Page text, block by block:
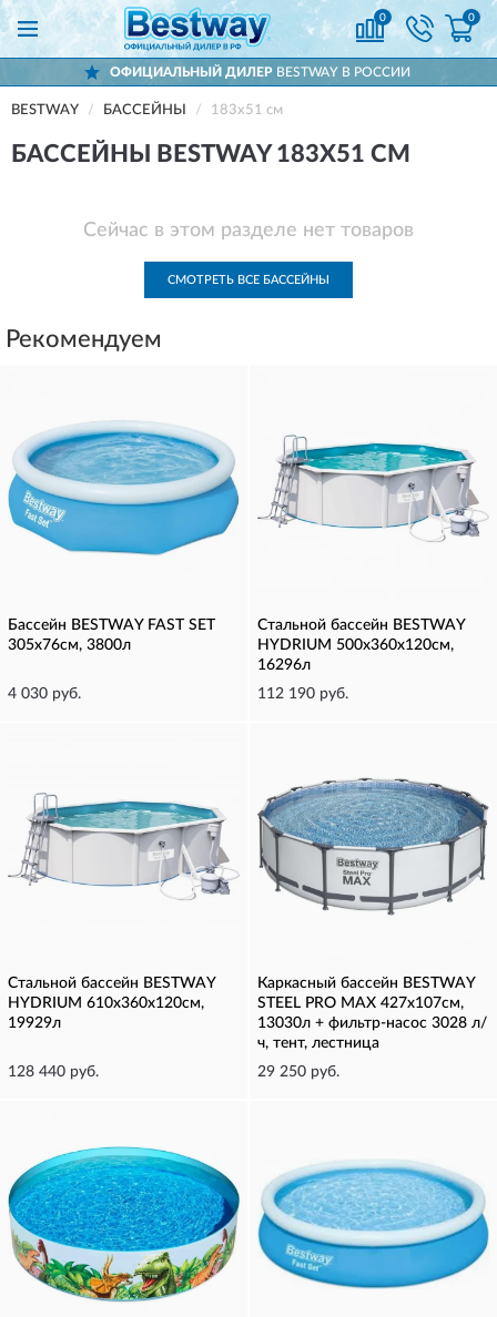
0 0
ОФИЦИАЛЬНЫЙ ДИЛЕР BESTWAY В РОССИИ
BESTWAY БАССЕЙНЫ 183х51 см
БАССЕЙНЫ BESTWAY 183Х51 СМ
Сейчас в этом разделе нет товаров
СМОТРЕТЬ ВСЕ БАССЕЙНЫ
Рекомендуем
Бассейн BESTWAY FAST SET
305х76см, 3800л
4 030 руб.
Стальной бассейн BESTWAY
HYDRIUM 500х360х120см,
16296л
112 190 руб.
Стальной бассейн BESTWAY
HYDRIUM 610х360х120см,
19929л
128 440 руб.
Каркасный бассейн BESTWAY
STEEL PRO MAX 427х107см,
13030л + фильтр-насос 3028 л/
ч, тент, лестница
29 250 руб.